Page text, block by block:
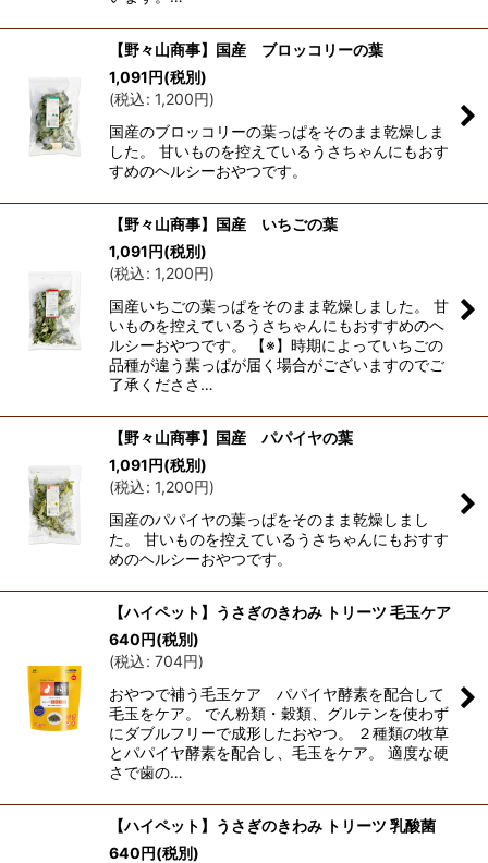
【野々山商事】国産 ブロッコリーの葉
1,091円(税別)
(税込: 1,200円)
国産のブロッコリーの葉っぱをそのまま乾燥しま
した。 甘いものを控えているうさちゃんにもおす
すめのヘルシーおやつです。
【野々山商事】国産 いちごの葉
1,091円(税別)
(税込: 1,200円)
国産いちごの葉っぱをそのまま乾燥しました。 甘
いものを控えているうさちゃんにもおすすめのヘ
ルシーおやつです。 【※】時期によっていちごの
品種が違う葉っぱが届く場合がございますのでご
了承くだささ…
【野々山商事】国産 パパイヤの葉
1,091円(税別)
(税込: 1,200円)
国産のパパイヤの葉っぱをそのまま乾燥しまし
た。 甘いものを控えているうさちゃんにもおすす
めのヘルシーおやつです。
【ハイペット】うさぎのきわみ トリーツ 毛玉ケア
640円(税別)
(税込: 704円)
おやつで補う毛玉ケア パパイヤ酵素を配合して
毛玉をケア。 でん粉類・穀類、グルテンを使わず
にダブルフリーで成形したおやつ。 ２種類の牧草
とパパイヤ酵素を配合し、毛玉をケア。 適度な硬
さで歯の…
【ハイペット】うさぎのきわみ トリーツ 乳酸菌
640円(税別)